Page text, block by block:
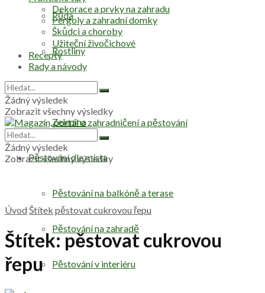
Půda
Rostliny
Zelenina
Pěstování dle místa
Pěstování na balkóně a terase
Pěstování na zahradě
Pěstování v interiéru
Dekorace a prvky na zahradu
Pergoly a zahradní domky
Škůdci a choroby
Užiteční živočichové
Recepty
Rady a návody
Žádný výsledek
Zobrazit všechny výsledky
Žádný výsledek
Zobrazit všechny výsledky
Úvod Štítek pěstovat cukrovou řepu
Štítek:pěstovat cukrovou
řepu